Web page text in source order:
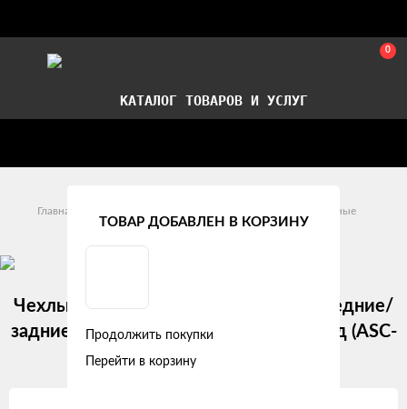
0
КАТАЛОГ ТОВАРОВ И УСЛУГ
Главная Авточехлы универсальные
Чехлы-майки "Виспер" комплект передние/
задние, цвет серый, материал жаккард (ASC-
KV-06)
ТОВАР ДОБАВЛЕН В КОРЗИНУ
Продолжить покупки
Перейти в корзину